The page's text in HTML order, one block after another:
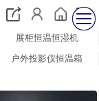
展柜恒温恒湿机
户外投影仪恒温箱